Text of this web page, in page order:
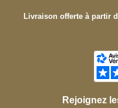
Livraison offerte à partir
Rejoignez